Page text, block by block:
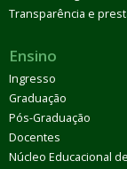
Transparência e
Ensino
Ingresso
Graduação
Pós-Graduação
Docentes
Núcleo Educacional